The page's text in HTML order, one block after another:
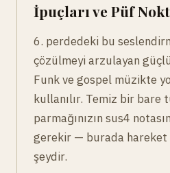
İpuçları ve Püf
6. perdedeki bu
çözülmeyi arzulayan
Funk ve gospel müzikte
kullanılır. Temiz bir bare
parmağınızın sus4
gerekir — burada hareket
şeydir.